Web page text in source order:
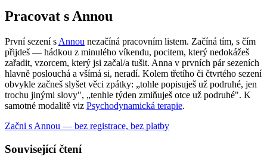
Pracovat s Annou
První sezení s Annou nezačíná pracovním listem. Začíná tím, s čím
přijdeš — hádkou z minulého víkendu, pocitem, který nedokážeš
zařadit, vzorcem, který jsi začal/a tušit. Anna v prvních pár sezeních
hlavně poslouchá a všímá si, neradí. Kolem třetího či čtvrtého sezení
obvykle začneš slyšet věci zpátky: „tohle popisuješ už podruhé, jen
trochu jinými slovy", „tenhle týden zmiňuješ otce už podruhé". K
samotné modalitě viz Psychodynamická terapie.
Začni s Annou — bez registrace, bez platby
Související čtení